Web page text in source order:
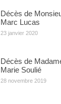
Décès de
Marc Lucas
23 janvier 2020
Décès de
Marie Soulié
28 novembre 2019